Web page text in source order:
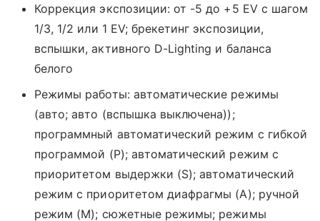
Коррекция экспозиции: от -5 до +5 EV с шагом
1/3, 1/2 или 1 EV; брекетинг экспозиции,
вспышки, активного D-Lighting и баланса
белого
Режимы работы: автоматические режимы
(авто; авто (вспышка выключена));
программный автоматический режим с гибкой
программой (P); автоматический режим с
приоритетом выдержки (S); автоматический
режим с приоритетом диафрагмы (A); ручной
режим (M); сюжетные режимы; режимы